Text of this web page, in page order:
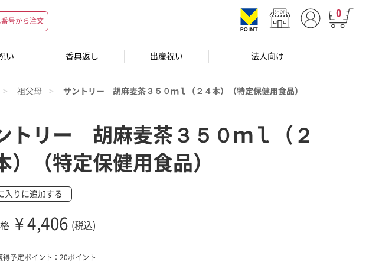
0
号から注文
い 香典返し 出産祝い 法人向け
祖父母 サントリー 胡麻麦茶３５０ｍｌ（２４本）（特定保健用食品）
トリー 胡麻麦茶３５０ｍｌ（２
）（特定保健用食品）
入りに追加する
¥ 4,406 (税込)
得予定ポイント：20ポイント